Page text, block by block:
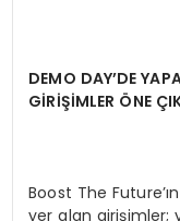
DEMO DAY’DE
GİRİŞİMLER ÖNE
Boost The
yer alan girişimler;